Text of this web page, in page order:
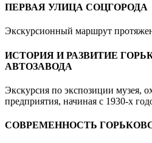
ПЕРВАЯ УЛИЦА СОЦГОРОДА
Экскурсионный маршрут
ИСТОРИЯ И РАЗВИТИЕ
АВТОЗАВОДА
Экскурсия по экспозиции музея,
предприятия, начиная с 1930-х
СОВРЕМЕННОСТЬ